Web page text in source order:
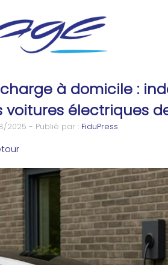
à domicile :
voitures électriques
2025 - Publié par : FiduPress